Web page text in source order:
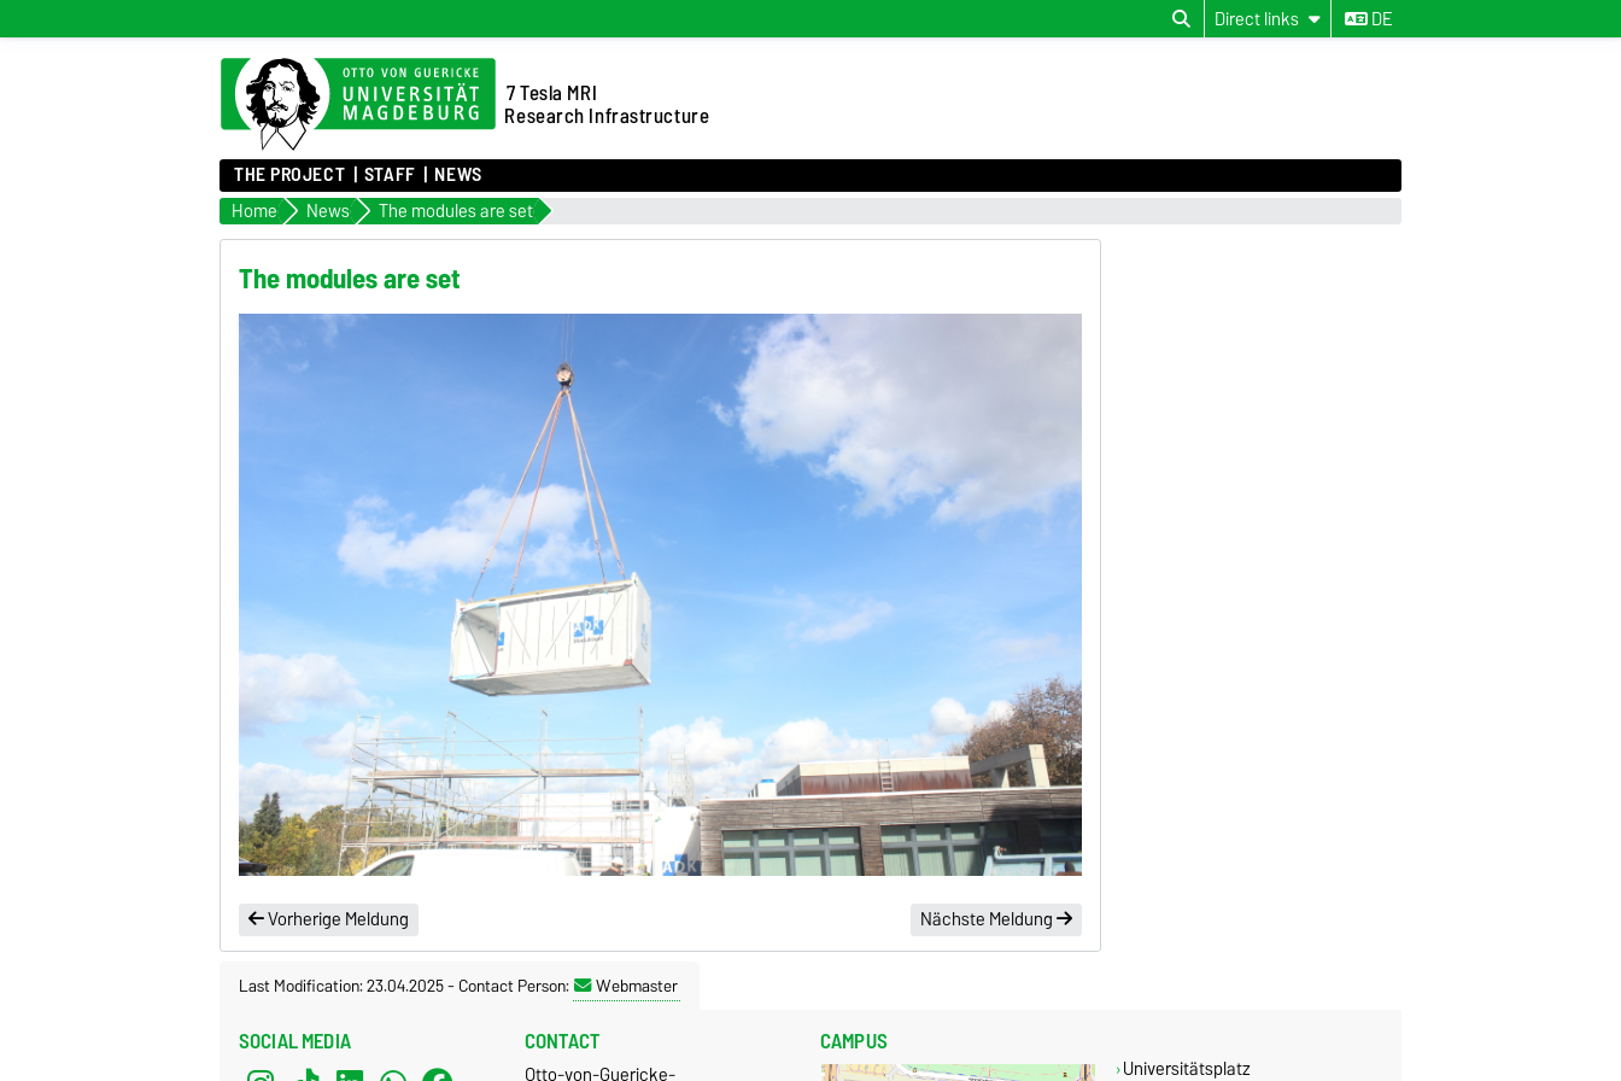
Direct links DE
7 Tesla MRI
Research Infrastructure
THE PROJECT STAFF NEWS
Home News The modules are set
The modules are set
Vorherige Meldung Nächste Meldung
Last Modification: 23.04.2025-Contact Person: Webmaster
SOCIAL MEDIA CONTACT
Otto-von-Guericke-
CAMPUS
Universitätsplatz